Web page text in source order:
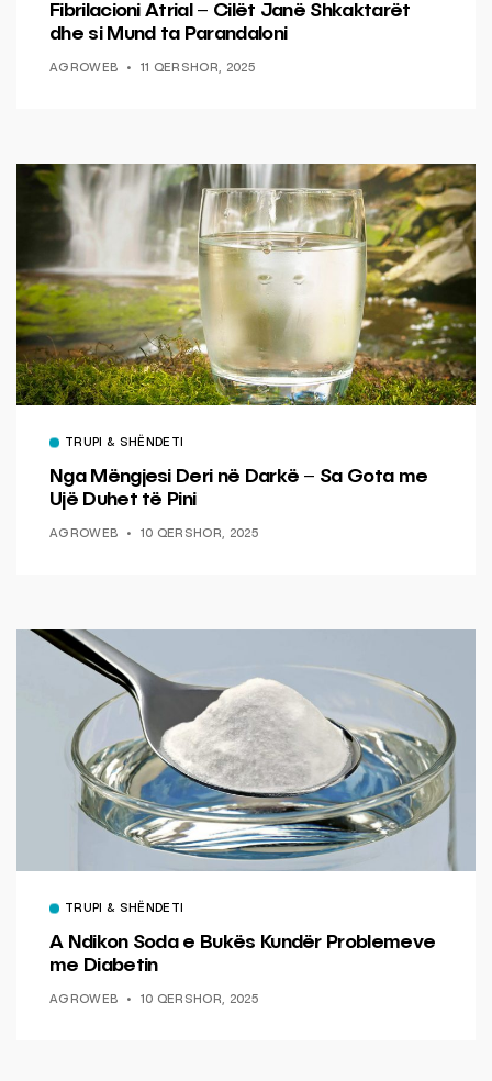
Fibrilacioni Atrial – Cilët Janë Shkaktarët
dhe si Mund ta Parandaloni
AGROWEB 11 QERSHOR, 2025
TRUPI & SHËNDETI
Nga Mëngjesi Deri në Darkë – Sa Gota me
Ujë Duhet të Pini
AGROWEB 10 QERSHOR, 2025
TRUPI & SHËNDETI
A Ndikon Soda e Bukës Kundër Problemeve
me Diabetin
AGROWEB 10 QERSHOR, 2025